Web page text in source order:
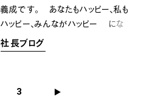
そんな時っって ありますよね
ー そう 本日はそんな時の一
日かもしれません。。(〃ω〃) 美味し
い物を食べて よい睡眠を取って
義成です。 あなたもハッピー、私も
ハッピー、みんながハッピー にな
るために共に顔晴りましょう 今日も
寒かったですねー けど 明
みたいなぁ(@_@) 気温の変化
社長ブログ
3